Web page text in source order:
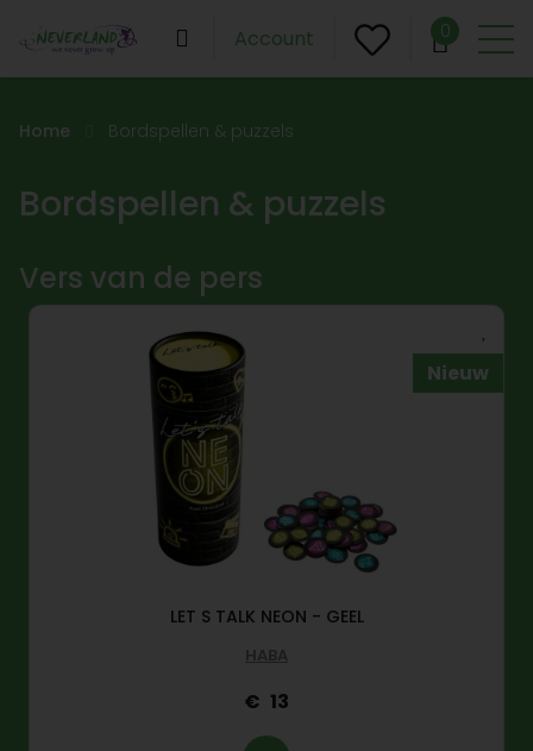
Account 0
Home Bordspellen & puzzels
Bordspellen & puzzels
Vers van de pers
Nieuw
LET S TALK NEON - GEEL
HABA
13